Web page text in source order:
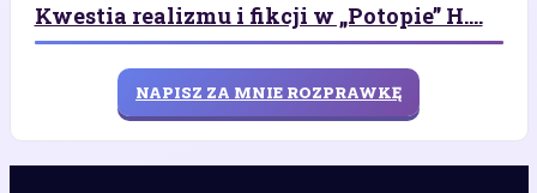
Kwestia realizmu i fikcji w „Potopie” H....
NAPISZ ZA MNIE ROZPRAWKĘ